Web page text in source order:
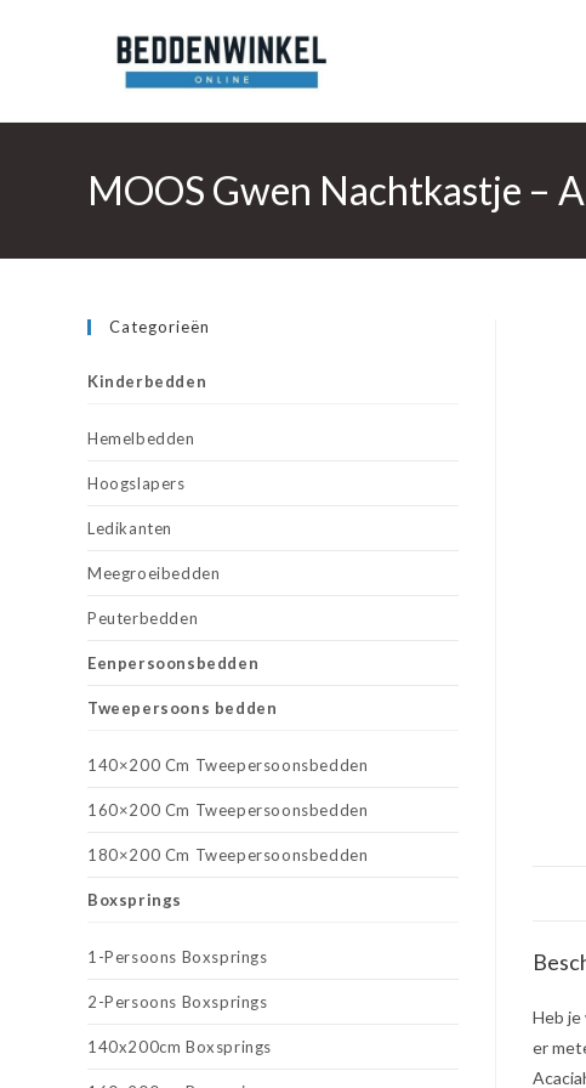
MOOS Gwen Nachtkastje –
Heb je
er
Categorieën
Kinderbedden
Hemelbedden
Hoogslapers
Ledikanten
Meegroeibedden
Peuterbedden
Eenpersoonsbedden
Tweepersoons bedden
140×200 Cm Tweepersoonsbedden
160×200 Cm Tweepersoonsbedden
180×200 Cm Tweepersoonsbedden
Boxsprings
1-Persoons Boxsprings
2-Persoons Boxsprings
140x200cm Boxsprings